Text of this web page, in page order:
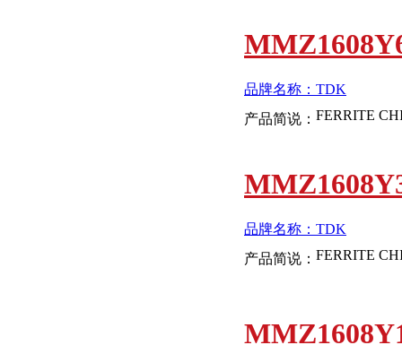
品牌名称：TDK
产品简说：
品牌名称：TDK
产品简说：